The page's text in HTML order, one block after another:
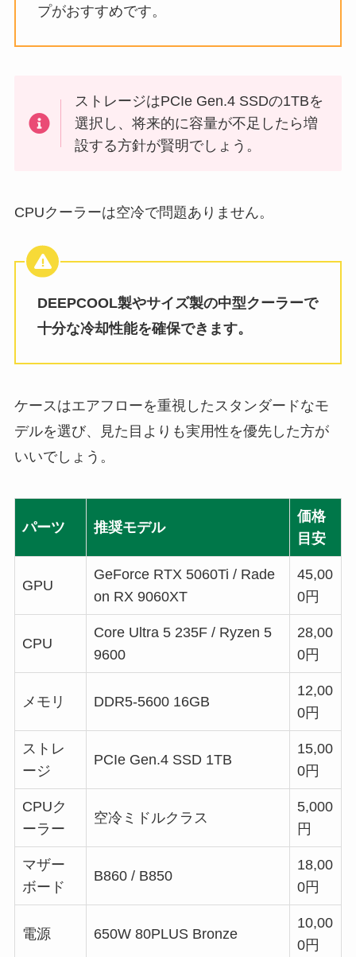
プがおすすめです。
ストレージはPCIe Gen.4 SSDの1TBを
選択し、将来的に容量が不足したら増
設する方針が賢明でしょう。
CPUクーラーは空冷で問題ありません。
DEEPCOOL製やサイズ製の中型クーラーで
十分な冷却性能を確保できます。
ケースはエアフローを重視したスタンダードなモ
デルを選び、見た目よりも実用性を優先した方が
いいでしょう。
パーツ 推奨モデル
価格
目安
GPU
GeForce RTX 5060Ti / Rade
on RX 9060XT
45,00
0円
CPU
Core Ultra 5 235F / Ryzen 5
9600
28,00
0円
メモリ DDR5-5600 16GB
12,00
0円
ストレ
ージ
PCIe Gen.4 SSD 1TB
15,00
0円
CPUク
ーラー
空冷ミドルクラス
5,000
円
マザー
ボード
B860 / B850
18,00
0円
電源 650W 80PLUS Bronze
10,00
0円